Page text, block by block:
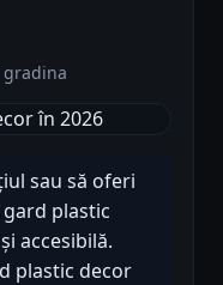
gradina
sau să oferi
plastic
accesibilă.
plastic decor